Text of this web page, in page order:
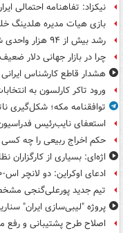
نیکزاد: تفاهنامه احتمالی
بازی هیات مدیره هلدینگ
رشد بیش از ۹۴ هزار واحدی شاخص کل بورس
چرا در بازار جهانی دلار
هشدار قاطع کارشناس
ورود تاکر کارلسون به
توافقنامه مکه؛ شکل‌گیری
استعفای نایب‌رئیس
حکم اخراج ربیعی را چه کسی
اژه‌ای: بسیاری از کارگزاران
ادعای اوکراین: دو لانچر اس-۴۰۰ را زدیم+ فیلم
تیم جدید پورعلی‌گنجی
پروژه "لیبی‌سازی ایران"
اصلاح طرح پشتیبانی و رفع